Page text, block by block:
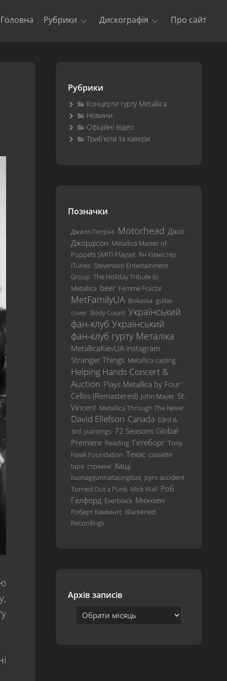
Головна Рубрики
кавери
Офіційні
відео
Концерти
гурту
Дискографія
The
Lightning
Master
of
Re-
Revisited
…
And
Justice
For
All
Metallica
Load
ReLoad
Garage
Inc.
S&M
St.
Anger
Death
Magnetic
Hardwired…
To
Self-
Destruct
S&M²
Про сайт
Рубрики
Концерти гурту Metallica
Новини
Офіційні відео
Триб'юти та кавери
Позначки
Джилл Петріні Motorhead Джої
Джордісон Metallica Master of
Puppets SMITI Playset Ян Кілмістер
iTunes Stevenson Entertainment
Group The Holiday Tribute to
Metallica beer Femme Fractal
MetFamilyUA Bokassa guitar
cover Body Count Український
фан-клуб Український
фан-клуб гурту Металіка
MetallicaKievUA instagram
Stranger Things Metallica casting
Helping Hands Concert &
Auction Plays Metallica by Four
Cellos (Remastered) John Mayer St.
Vincent Metallica Through The Never
David Ellefson Canada 53rd &
3rd paintings 72 Seasons Global
Premiere Reading Гетеборг Tony
Hawk Foundation Техас cassette
tape стрімінг Хащі
Isumagijunnaitaungituq pyro accident
Turned Out a Punk Mick Wall Роб
Гелфорд Everblack Мюнхен
Роберт Каммінгс Blackened
Recordings
Архів записів